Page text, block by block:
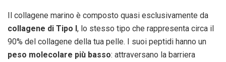
Il collagene marino è composto quasi esclusivamente da
collagene di Tipo I, lo stesso tipo che rappresenta circa il
90% del collagene della tua pelle. I suoi peptidi hanno un
peso molecolare più basso: attraversano la barriera